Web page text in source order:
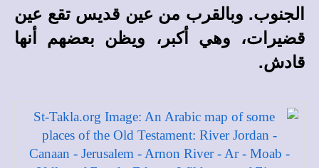
الجنوب. وبالقرب من عين قديس تقع عين
قضيرات، وهي أكبر، ويظن بعضهم أنها
قادش.